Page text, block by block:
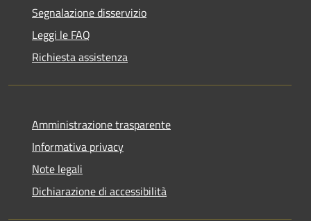
Segnalazione disservizio
Leggi le FAQ
Richiesta assistenza
Amministrazione trasparente
Informativa privacy
Note legali
Dichiarazione di accessibilità